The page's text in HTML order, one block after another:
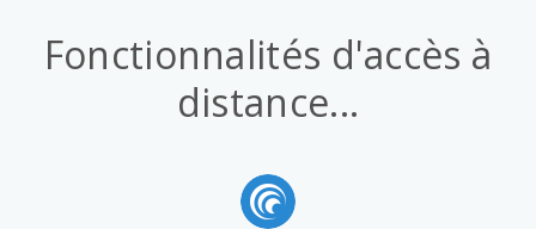
Fonctionnalités d'accès à
distance...